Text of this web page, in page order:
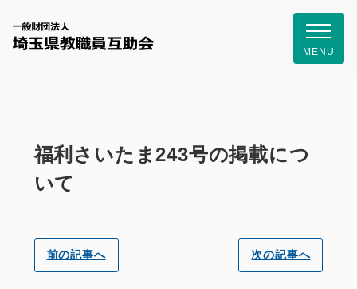
一般財団
MENU
福利さいたま243号の掲載につ
いて
前の記事へ 次の記事へ